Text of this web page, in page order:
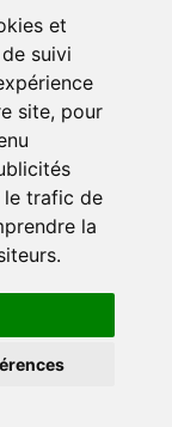
et
suivi
site, pour
le trafic de
la
Lees meer